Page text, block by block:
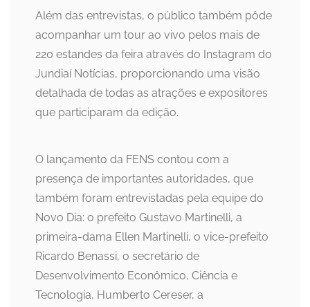
Além das entrevistas, o público também pôde
acompanhar um tour ao vivo pelos mais de
220 estandes da feira através do Instagram do
Jundiaí Notícias, proporcionando uma visão
detalhada de todas as atrações e expositores
que participaram da edição.
O lançamento da FENS contou com a
presença de importantes autoridades, que
também foram entrevistadas pela equipe do
Novo Dia: o prefeito Gustavo Martinelli, a
primeira-dama Ellen Martinelli, o vice-prefeito
Ricardo Benassi, o secretário de
Desenvolvimento Econômico, Ciência e
Tecnologia, Humberto Cereser, a